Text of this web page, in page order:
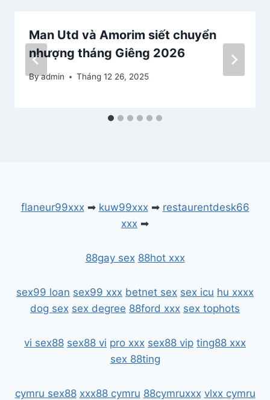
Man Utd và Amorim siết chuyển
nhượng tháng Giêng 2026
Byadmin Tháng 12 26, 2025
flaneur99xxx➡ kuw99xxx➡ restaurentdesk66
xxx ➡
88gay sex 88hot xxx
sex99 loan sex99 xxx betnet sex sex icu hu xxxx
dog sex sex degree 88ford xxx sex tophots
vi sex88 sex88 vi pro xxx sex88 vip ting88 xxx
sex 88ting
cymru sex88 xxx88 cymru 88cymruxxx vlxx cymru